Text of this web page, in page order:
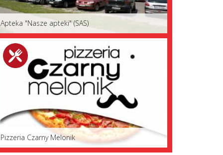
Apteka "Nasze apteki" (SAS)
Pizzeria Czarny Melonik